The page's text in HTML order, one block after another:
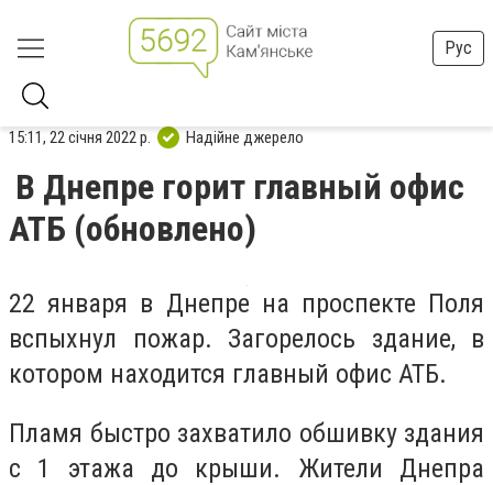
Рус
15:11, 22 січня 2022 р. Надійне джерело
В Днепре горит главный офис
АТБ (обновлено)
22 января в Днепре на проспекте Поля
вспыхнул пожар. Загорелось здание, в
котором находится главный офис АТБ.
Пламя быстро захватило обшивку здания
с 1 этажа до крыши. Жители Днепра